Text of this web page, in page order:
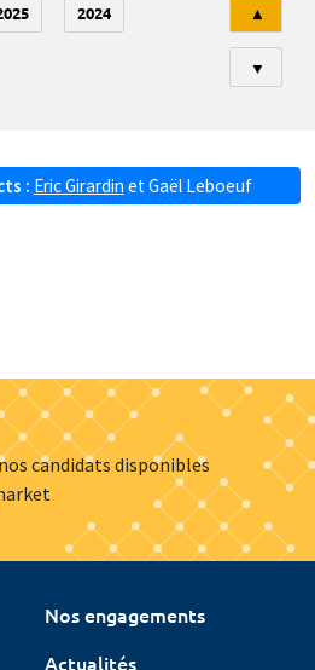
2024 ▲
▼
: Eric Girardin et Gaël Leboeuf
candidats disponibles
Nos engagements
Actualités